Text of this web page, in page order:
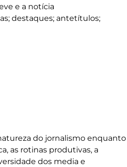
do jornalismo enquanto
as rotinas produtivas, a
dos media e